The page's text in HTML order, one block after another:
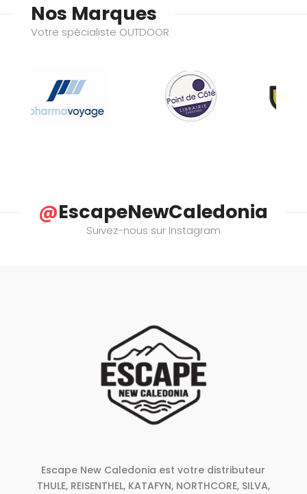
Nos Marques
Votre spécialiste OUTDOOR
@EscapeNewCaledonia
Suivez-nous sur Instagram
Escape New Caledonia est votre distributeur
THULE, REISENTHEL, KATAFYN, NORTHCORE, SILVA,